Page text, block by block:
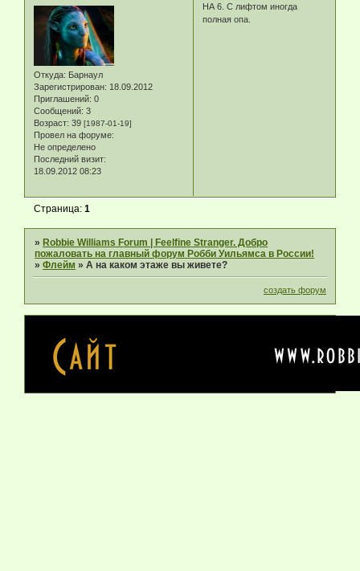
Откуда: Барнаул
Зарегистрирован: 18.09.2012
Приглашений: 0
Сообщений: 3
Возраст: 39 [1987-01-19]
Провел на форуме:
Не определено
Последний визит:
18.09.2012 08:23
НА 6. С лифтом иногда
полная опа.
Страница:1
»Robbie Williams Forum | Feelfine Stranger. Добро
пожаловать на главный форум Робби Уильямса в России!
»Флейм »А на каком этаже вы живете?
создать форум